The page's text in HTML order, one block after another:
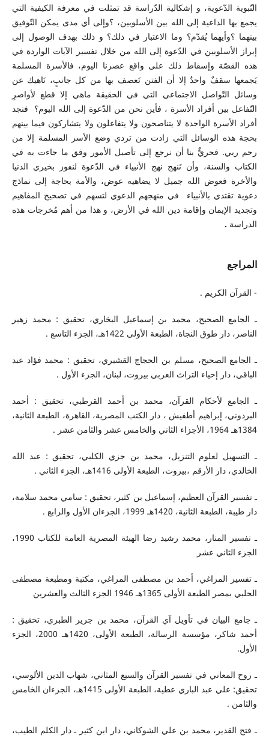
النّبوية الدّعوية، و إشكالية الدّراسة قد تمثلت في معرفة الكيفية التي
يجمع بها الداعية إلى الله بين الأسلوبين، ؟وإلى أي مدى يمكن التّوفيق
بينهما ؟وأيهما يُقدّم؟ وما الاعتبار في ذلك؟ و ذلك بهدف الوصول إلى
إبراز الأسلوبين في الدّعوة إلى الله من خلال تفسير الآيات الواردة في
هذه القصّة وإسقاط ذلك على واقع عصرنا اليوم، فالأسرة المسلمة
يَجمعها سقفٌ واحدٌ إلا أن الفتن تَعصف بها من كل جانبٍ، نَاهيك عن
وسائل التّواصل الاجتماعي التي في الحقيقة ماهي إلا قطع لأواصرِ
التّفاعل بين أفراد الأسرة ، فأين نحن من الدّعوة إلى الله اليوم؟ فنجد
أفراد الأسرة الواحدة لا يتناصحون ولا يتفاعلون ولا يتشاركون فيما بينهم
بحجة هذه الوسائل التي زادت من تردي وضع الأسر المسلمة إلا من
رحم ربي. فحريٌّ بنا أن نرجع إلى تأصيل الأمور وفق ما جاءت به في
الكتاب والسنة، وأن نَنهج نهج الأنبياء في الدّعوة لنفوز بخيري الدنيا
والأخرة فعوض الله جميل لا يضاهيه عوض، والأمة بحاجة إلى نماذج
دعوية تقتدي بالأنبياء في منهجهم الدعوي لتسهم في تصحيح المفاهيم
وتجديد الإيمان وإقامة دين الله في الأرض، و هذا من أهم مُخرجات هذه
الدراسة .
المراجع
- القرآن الكريم .
ـ الجامع الصحيح، محمد بن إسماعيل البخاري، تحقيق : محمد زهير
الناصر، دار طوق النجاة، الطبعة الأولى 1422هـ، الجزء التاسع .
ـ الجامع الصحيح، مسلم بن الحجاج القشيري، تحقيق : محمد فؤاد عبد
الباقي، دار إحياء التراث العربي بيروت، لبنان، الجزء الأول .
ـ الجامع لأحكام القرآن، محمد بن أحمد القرطبي، تحقيق : أحمد
البردوني، إبراهيم أطفيش ، دار الكتب المصرية، القاهرة، الطبعة الثانية،
1384هـ 1964، الأجزاء الثاني والخامس عشر والثامن عشر .
ـ التسهيل لعلوم التنزيل، محمد بن جزي الكلبي، تحقيق : عبد الله
الخالدي، دار الأرقم ،بيروت، الطبعة الأولى 1416هـ، الجزء الثاني .
ـ تفسير القرآن العظيم، إسماعيل بن كثير، تحقيق : سامي محمد سلامة،
دار طيبة، الطبعة الثانية، 1420هـ 1999، الجزءان الأول والرابع .
ـ تفسير المنار، محمد رشيد رضا الهيئة المصرية العامة للكتاب 1990،
الجزء الثاني عشر
ـ تفسير المراغي، أحمد بن مصطفى المراغي، مكتبة ومطبعة مصطفى
الحلبي بمصر الطبعة الأولى 1365هـ 1946 الجزء الثالث والعشرين
ـ جامع البيان في تأويل آي القرآن، محمد بن جرير الطبري، تحقيق :
أحمد شاكر، مؤسسة الرسالة، الطبعة الأولى، 1420هـ 2000، الجزء
الأول.
ـ روح المعاني في تفسير القرآن والسبع المثاني، شهاب الدين الألوسي،
تحقيق: علي عبد الباري عطية، الطبعة الأولى 1415هـ، الجزءان الخامس
والثامن .
ـ فتح القدير، محمد بن علي الشوكاني، دار ابن كثير ـ دار الكلم الطيب،